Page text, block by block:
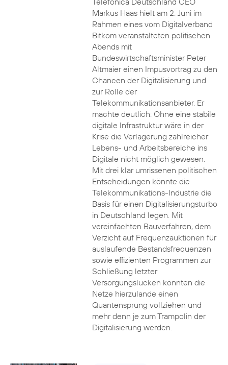
Markus Haas hielt am 2. Juni im
Rahmen eines vom Digitalverband
Bitkom veranstalteten politischen
Abends mit
Bundeswirtschaftsminister Peter
Altmaier einen Impusvortrag zu den
Chancen der Digitalisierung und
zur Rolle der
Telekommunikationsanbieter. Er
machte deutlich: Ohne eine stabile
digitale Infrastruktur wäre in der
Krise die Verlagerung zahlreicher
Lebens- und Arbeitsbereiche ins
Digitale nicht möglich gewesen.
Mit drei klar umrissenen politischen
Entscheidungen könnte die
Telekommunikations-Industrie die
Basis für einen Digitalisierungsturbo
in Deutschland legen. Mit
vereinfachten Bauverfahren, dem
Verzicht auf Frequenzauktionen für
auslaufende Bestandsfrequenzen
sowie effizienten Programmen zur
Schließung letzter
Versorgungslücken könnten die
Netze hierzulande einen
Quantensprung vollziehen und
mehr denn je zum Trampolin der
Digitalisierung werden.